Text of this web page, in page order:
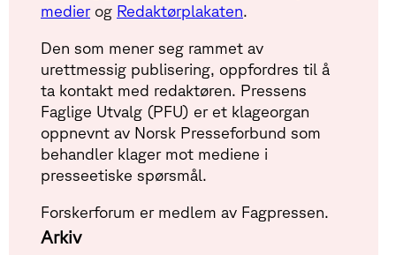
medierog Redaktørplakaten.
Den som mener seg rammet av
urettmessig publisering, oppfordres til å
ta kontakt med redaktøren. Pressens
Faglige Utvalg (PFU) er et klageorgan
oppnevnt av Norsk Presseforbund som
behandler klager mot mediene i
presseetiske spørsmål.
Forskerforum er medlem av Fagpressen.
Arkiv